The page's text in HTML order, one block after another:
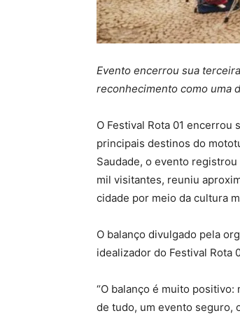
Evento encerrou sua
reconhecimento como uma
O Festival Rota 01 encerrou
principais destinos do
Saudade, o evento
mil visitantes, reuniu
cidade por meio da cultura
O balanço divulgado pela
idealizador do Festival Rota
“O balanço é muito
de tudo, um evento seguro,